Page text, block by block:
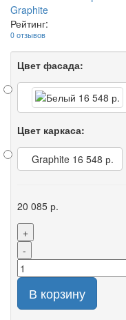
Рейтинг:
0 отзывов
Цвет фасада:
Цвет каркаса:
Graphite 16 548 р.
20 085 р.
+
-
В корзину